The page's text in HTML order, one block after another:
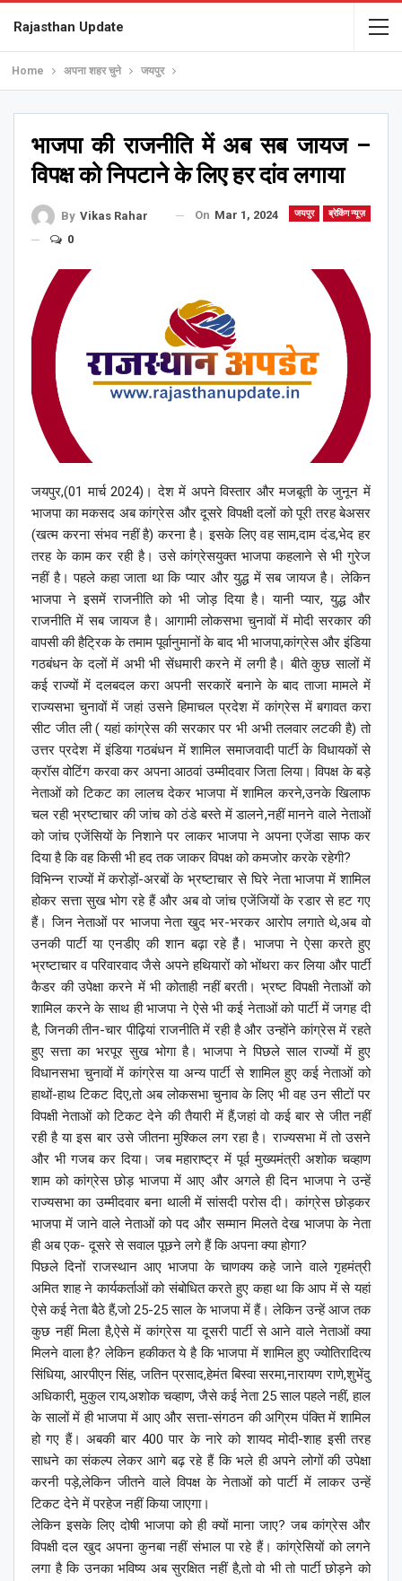
Rajasthan Update
Home अपना शहर चुने जयपुर
भाजपा की राजनीति में अब सब जायज –
विपक्ष को निपटाने के लिए हर दांव लगाया
जयपुर ब्रेकिंग न्यूज़
By Vikas Rahar On Mar 1, 2024
0
जयपुर,(01 मार्च 2024)। देश में अपने विस्तार और मजबूती के जुनून में
भाजपा का मकसद अब कांग्रेस और दूसरे विपक्षी दलों को पूरी तरह बेअसर
(खत्म करना संभव नहीं है) करना है। इसके लिए वह साम,दाम दंड,भेद हर
तरह के काम कर रही है। उसे कांग्रेसयुक्त भाजपा कहलाने से भी गुरेज
नहीं है। पहले कहा जाता था कि प्यार और युद्ध में सब जायज है। लेकिन
भाजपा ने इसमें राजनीति को भी जोड़ दिया है। यानी प्यार, युद्ध और
राजनीति में सब जायज है। आगामी लोकसभा चुनावों में मोदी सरकार की
वापसी की हैट्रिक के तमाम पूर्वानुमानों के बाद भी भाजपा,कांग्रेस और इंडिया
गठबंधन के दलों में अभी भी सेंधमारी करने में लगी है। बीते कुछ सालों में
कई राज्यों में दलबदल करा अपनी सरकारें बनाने के बाद ताजा मामले में
राज्यसभा चुनावों में जहां उसने हिमाचल प्रदेश में कांग्रेस में बगावत करा
सीट जीत ली ( यहां कांग्रेस की सरकार पर भी अभी तलवार लटकी है) तो
उत्तर प्रदेश में इंडिया गठबंधन में शामिल समाजवादी पार्टी के विधायकों से
क्रॉस वोटिंग करवा कर अपना आठवां उम्मीदवार जिता लिया। विपक्ष के बड़े
नेताओं को टिकट का लालच देकर भाजपा में शामिल करने,उनके खिलाफ
चल रही भ्रष्टाचार की जांच को ठंडे बस्ते में डालने,नहीं मानने वाले नेताओं
को जांच एजेंसियों के निशाने पर लाकर भाजपा ने अपना एजेंडा साफ कर
दिया है कि वह किसी भी हद तक जाकर विपक्ष को कमजोर करके रहेगी?
विभिन्न राज्यों में करोड़ों-अरबों के भ्रष्टाचार से घिरे नेता भाजपा में शामिल
होकर सत्ता सुख भोग रहे हैं और अब वो जांच एजेंजियों के रडार से हट गए
हैं। जिन नेताओं पर भाजपा नेता खुद भर-भरकर आरोप लगाते थे,अब वो
उनकी पार्टी या एनडीए की शान बढ़ा रहे है़ं। भाजपा ने ऐसा करते हुए
भ्रष्टाचार व परिवारवाद जैसे अपने हथियारों को भोंथरा कर लिया और पार्टी
कैडर की उपेक्षा करने में भी कोताही नहीं बरती। भ्रष्ट विपक्षी नेताओं को
शामिल करने के साथ ही भाजपा ने ऐसे भी कई नेताओं को पार्टी में जगह दी
है, जिनकी तीन-चार पीढ़ियां राजनीति में रही है और उन्होंने कांग्रेस में रहते
हुए सत्ता का भरपूर सुख भोगा है। भाजपा ने पिछले साल राज्यों में हुए
विधानसभा चुनावों में कांग्रेस या अन्य पार्टी से शामिल हुए कई नेताओं को
हाथों-हाथ टिकट दिए,तो अब लोकसभा चुनाव के लिए भी वह उन सीटों पर
विपक्षी नेताओं को टिकट देने की तैयारी में हैं,जहां वो कई बार से जीत नहीं
रही है या इस बार उसे जीतना मुश्किल लग रहा है। राज्यसभा में तो उसने
और भी गजब कर दिया। जब महाराष्ट्र में पूर्व मुख्यमंत्री अशोक चव्हाण
शाम को कांग्रेस छोड़ भाजपा में आए और अगले ही दिन भाजपा ने उन्हें
राज्यसभा का उम्मीदवार बना थाली में सांसदी परोस दी। कांग्रेस छोड़कर
भाजपा में जाने वाले नेताओं को पद और सम्मान मिलते देख भाजपा के नेता
ही अब एक- दूसरे से सवाल पूछने लगे हैं कि अपना क्या होगा?
पिछले दिनों राजस्थान आए भाजपा के चाणक्य कहे जाने वाले गृहमंत्री
अमित शाह ने कार्यकर्ताओं को संबोधित करते हुए कहा था कि आप में से यहां
ऐसे कई नेता बैठे हैं,जो 25-25 साल के भाजपा में हैं। लेकिन उन्हें आज तक
कुछ नहीं मिला है,ऐसे में कांग्रेस या दूसरी पार्टी से आने वाले नेताओं क्या
मिलने वाला है? लेकिन हकीकत ये है कि भाजपा में शामिल हुए ज्योतिरादित्य
सिंधिया, आरपीएन सिंह, जतिन प्रसाद,हेमंत बिस्वा सरमा,नारायण राणे,शुभेंदु
अधिकारी, मुकुल राय,अशोक चव्हाण, जैसे कई नेता 25 साल पहले नहीं, हाल
के सालों में ही भाजपा में आए और सत्ता-संगठन की अग्रिम पंक्ति में शामिल
हो गए हैं। अबकी बार 400 पार के नारे को शायद मोदी-शाह इसी तरह
साधने का संकल्प लेकर आगे बढ़ रहे हैं कि भले ही अपने लोगों की उपेक्षा
करनी पड़े,लेकिन जीतने वाले विपक्ष के नेताओं को पार्टी में लाकर उन्हें
टिकट देने में परहेज नहीं किया जाएगा।
लेकिन इसके लिए दोषी भाजपा को ही क्यों माना जाए? जब कांग्रेस और
विपक्षी दल खुद अपना कुनबा नहीं संभाल पा रहे हैं। कांग्रेसियों को लगने
लगा है कि उनका भविष्य अब सुरक्षित नहीं है,तो वो भी तो पार्टी छोड़ने को